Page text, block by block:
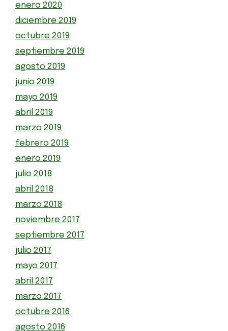
enero 2020
diciembre 2019
octubre 2019
septiembre 2019
agosto 2019
junio 2019
mayo 2019
abril 2019
marzo 2019
febrero 2019
enero 2019
julio 2018
abril 2018
marzo 2018
noviembre 2017
septiembre 2017
julio 2017
mayo 2017
abril 2017
marzo 2017
octubre 2016
agosto 2016